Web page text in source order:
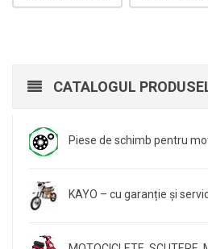
CATALOGUL
Piese de schimb pentru
KAYO – cu garanție și